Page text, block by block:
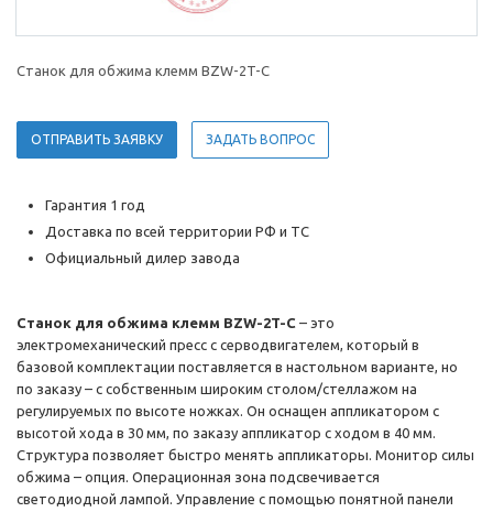
Станок для обжима клемм BZW-2T-C
ОТПРАВИТЬ ЗАЯВКУ ЗАДАТЬ ВОПРОС
Гарантия 1 год
Доставка по всей территории РФ и ТС
Официальный дилер завода
Станок для обжима клемм BZW-2T-C – это
электромеханический пресс с серводвигателем, который в
базовой комплектации поставляется в настольном варианте, но
по заказу – с собственным широким столом/стеллажом на
регулируемых по высоте ножках. Он оснащен аппликатором с
высотой хода в 30 мм, по заказу аппликатор с ходом в 40 мм.
Структура позволяет быстро менять аппликаторы. Монитор силы
обжима – опция. Операционная зона подсвечивается
светодиодной лампой. Управление с помощью понятной панели